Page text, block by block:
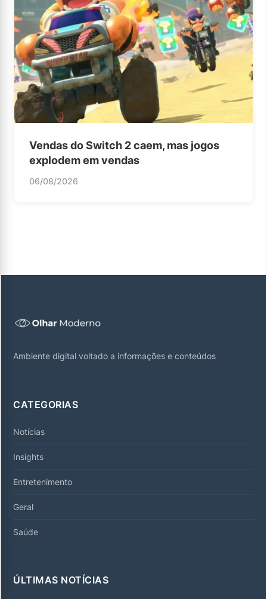
Vendas do Switch 2 caem, mas jogos
explodem em vendas
06/08/2026
Ambiente digital voltado a informações e conteúdos
CATEGORIAS
Notícias
Insights
Entretenimento
Geral
Saúde
ÚLTIMAS NOTÍCIAS